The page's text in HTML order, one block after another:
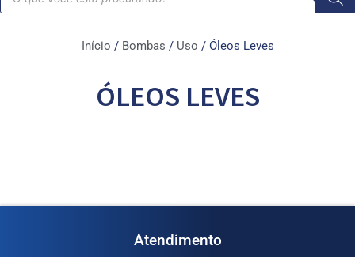
Início / Bombas / Uso / Óleos Leves
ÓLEOS LEVES
Atendimento